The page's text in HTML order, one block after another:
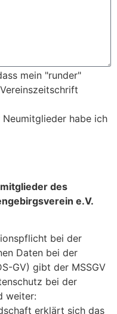
mein "runder"
habe ich
des
e.V.
bei der
Daten bei der
GV) gibt der MSSGV
bei der
weiter:
erklärt sich das